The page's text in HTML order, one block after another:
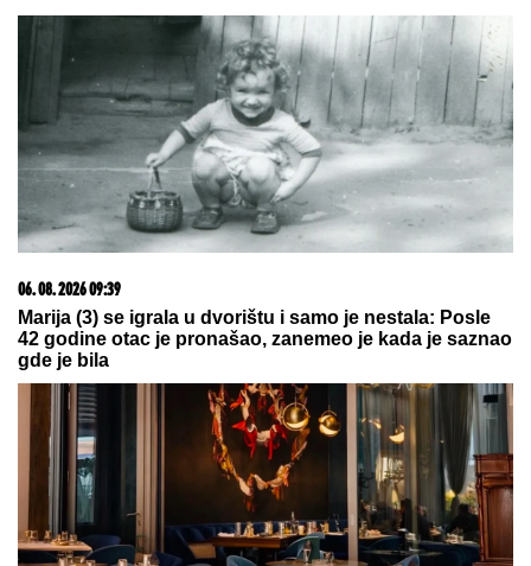
Milijarder ili kralj hleba u dugovima od kog nisu
ostale ni mrvice? Ovo je istina o poslovanju
Dragana Stankovića
Toni Bijelić objavio sliku sa
SVETSKIM GLUMCEM, MREŽE SE
USIJALE OD REAKCIJA, lajkovao i
Pisala Bori Santani sa lažnog profila,
on prosuo Filipinsko more laži i
sad ga drži u šaci
by Aklamator